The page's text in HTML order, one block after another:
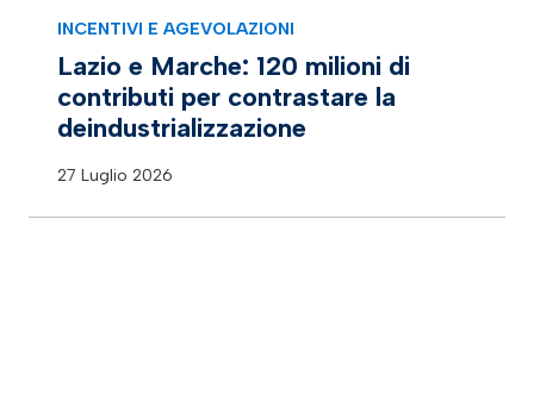
INCENTIVI E AGEVOLAZIONI
Lazio e Marche: 120 milioni di
contributi per contrastare la
deindustrializzazione
27 Luglio 2026